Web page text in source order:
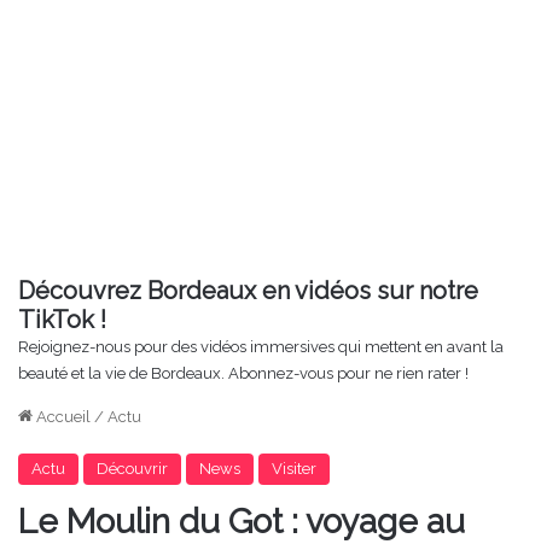
Découvrez Bordeaux en vidéos sur notre
TikTok !
Rejoignez-nous pour des vidéos immersives qui mettent en avant la
beauté et la vie de Bordeaux. Abonnez-vous pour ne rien rater !
Accueil / Actu
Actu Découvrir News Visiter
Le Moulin du Got : voyage au